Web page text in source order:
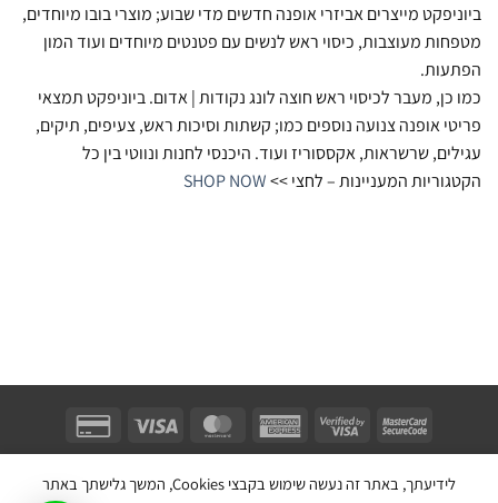
ביוניפקט מייצרים אביזרי אופנה חדשים מדי שבוע; מוצרי בובו מיוחדים,
מטפחות מעוצבות, כיסוי ראש לנשים עם פטנטים מיוחדים ועוד המון
הפתעות.
כמו כן, מעבר לכיסוי ראש חוצה לונג נקודות | אדום. ביוניפקט תמצאי
פריטי אופנה צנועה נוספים כמו; קשתות וסיכות ראש, צעיפים, תיקים,
עגילים, שרשראות, אקססוריז ועוד. היכנסי לחנות ונווטי בין כל
הקטגוריות המעניינות – לחצי >>
לידיעתך, באתר זה נעשה שימוש בקבצי Cookies, המשך גלישתך באתר